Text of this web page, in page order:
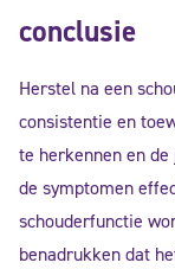
conclusie
Herstel na een
consistentie en
te herkennen en
de symptomen
schouderfunctie
benadrukken dat